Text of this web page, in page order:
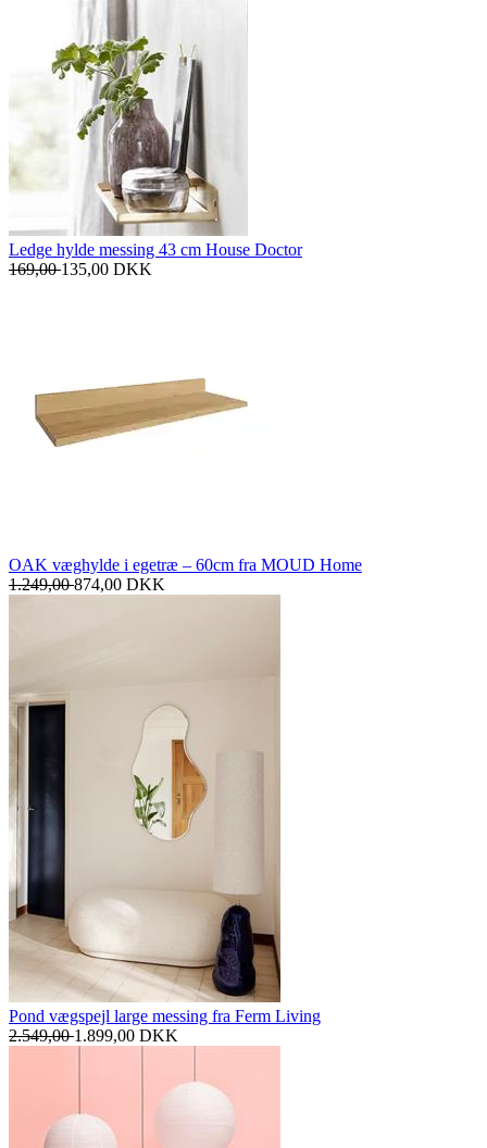
Ledge hylde messing 43 cm House Doctor
169,00135,00 DKK
OAK væghylde i egetræ – 60cm fra MOUD Home
1.249,00874,00 DKK
Pond vægspejl large messing fra Ferm Living
2.549,001.899,00 DKK